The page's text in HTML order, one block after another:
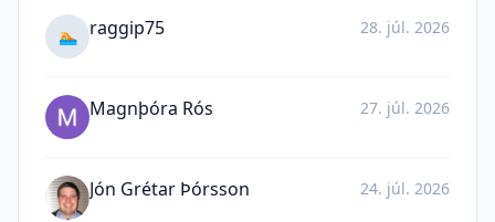
🏊 raggip75 28. júl. 2026
Magnþóra Rós 27. júl. 2026
Jón Grétar Þórsson 24. júl. 2026